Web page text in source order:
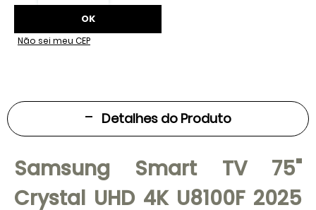
Não sei meu CEP
Detalhes do Produto
Samsung Smart TV 75"
Crystal UHD 4K U8100F 2025